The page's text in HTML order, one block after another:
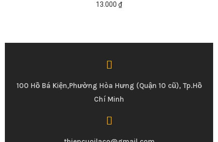
13.000 ₫
100 Hồ Bá Kiện,Phường Hòa Hưng (Quận 10 cũ), Tp.Hồ
Chí Minh